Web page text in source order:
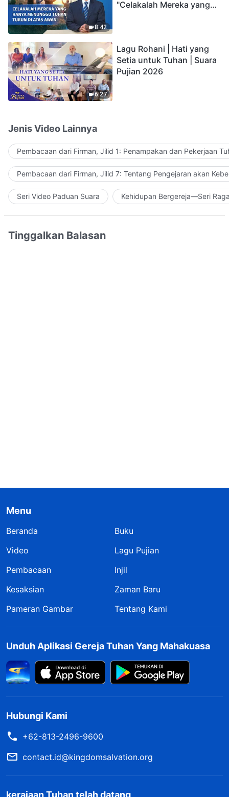
8:42
"Celakalah Mereka yang
6:27
Lagu Rohani | Hati yang
Setia untuk Tuhan | Suara
Pujian 2026
Jenis Video Lainnya
Pembacaan dari Firman, Jilid 1: Penampakan dan Pekerjaan
Pembacaan dari Firman, Jilid 7: Tentang Pengejaran akan
Seri Video Paduan Suara Kehidupan Bergereja—Seri
Tinggalkan Balasan
Menu
Beranda
Buku
Video
Lagu Pujian
Pembacaan
Injil
Kesaksian
Zaman Baru
Pameran Gambar
Tentang Kami
Unduh Aplikasi Gereja Tuhan Yang Mahakuasa
Hubungi Kami
+62-813-2496-9600
contact.id@kingdomsalvation.org
kerajaan Tuhan telah datang